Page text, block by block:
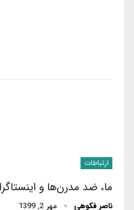
ارتباطات
ما، ضد مدرن‌ها و اینستاگرام
ناصر فکوهی مهر 2, 1399